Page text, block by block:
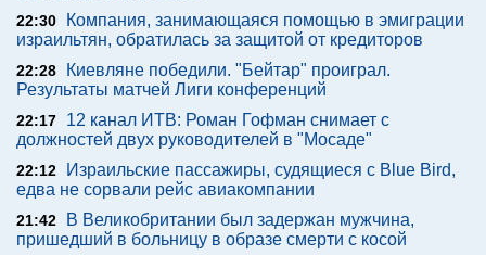
22:30
Компания, занимающаяся помощью в эмиграции
израильтян, обратилась за защитой от кредиторов
22:28
Киевляне победили. "Бейтар" проиграл.
Результаты матчей Лиги конференций
22:17
12 канал ИТВ: Роман Гофман снимает с
должностей двух руководителей в "Мосаде"
22:12
Израильские пассажиры, судящиеся с Blue Bird,
едва не сорвали рейс авиакомпании
21:42
В Великобритании был задержан мужчина,
пришедший в больницу в образе смерти с косой